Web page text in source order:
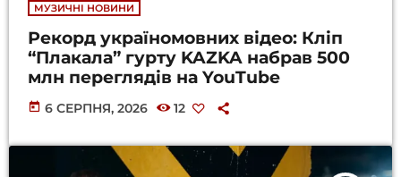
МУЗИЧНІ НОВИНИ
Рекорд україномовних відео: Кліп
“Плакала” гурту KAZKA набрав 500
млн переглядів на YouTube
today 6 СЕРПНЯ, 2026 12